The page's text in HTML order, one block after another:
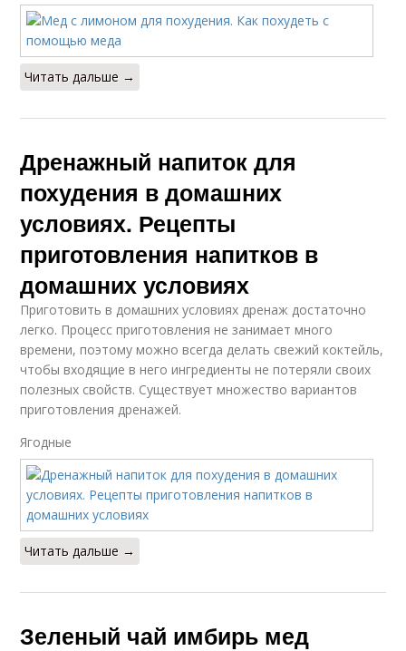
Читать дальше →
Дренажный напиток для
похудения в домашних
условиях. Рецепты
приготовления напитков в
домашних условиях
Приготовить в домашних условиях дренаж достаточно
легко. Процесс приготовления не занимает много
времени, поэтому можно всегда делать свежий коктейль,
чтобы входящие в него ингредиенты не потеряли своих
полезных свойств. Существует множество вариантов
приготовления дренажей.
Ягодные
Читать дальше →
Зеленый чай имбирь мед